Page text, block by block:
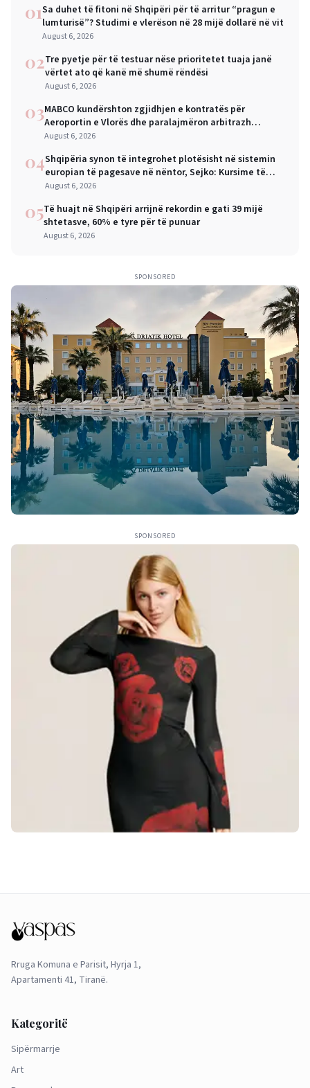
01Sa duhet të fitoni në Shqipëri për të arritur “pragun e
lumturisë”? Studimi e vlerëson në 28 mijë dollarë në vit
August 6, 2026
02Tre pyetje për të testuar nëse prioritetet tuaja janë
vërtet ato që kanë më shumë rëndësi
August 6, 2026
03MABCO kundërshton zgjidhjen e kontratës për
Aeroportin e Vlorës dhe paralajmëron arbitrazh
ndërkombëtar
August 6, 2026
04Shqipëria synon të integrohet plotësisht në sistemin
europian të pagesave në nëntor, Sejko: Kursime të
mëdha për qytetarët dhe bizneset
August 6, 2026
05Të huajt në Shqipëri arrijnë rekordin e gati 39 mijë
shtetasve, 60% e tyre për të punuar
August 6, 2026
SPONSORED
SPONSORED
Rruga Komuna e Parisit, Hyrja 1,
Apartamenti 41, Tiranë.
Kategoritë
Sipërmarrje
Art